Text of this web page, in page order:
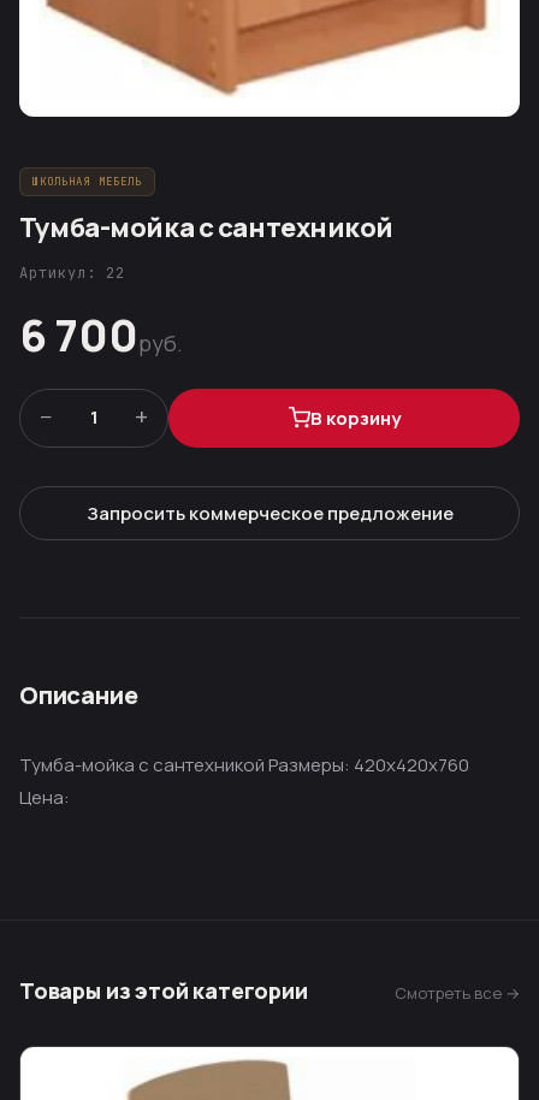
ШКОЛЬНАЯ МЕБЕЛЬ
Тумба-мойка с сантехникой
Артикул: 22
6 700руб.
− 1 + В корзину
Запросить коммерческое предложение
Описание
Тумба-мойка с сантехникой Размеры: 420х420х760
Цена:
Товары из этой категории Смотреть все →